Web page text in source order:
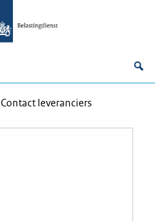
Contact leveranciers